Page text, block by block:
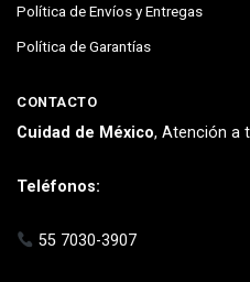
Política de Envíos y Entregas
Política de Garantías
CONTACTO
Cuidad de México, Atención a
Teléfonos:
55 7030-3907